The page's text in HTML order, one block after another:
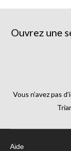
Ouvrez une
Vous n’avez pas
Aide